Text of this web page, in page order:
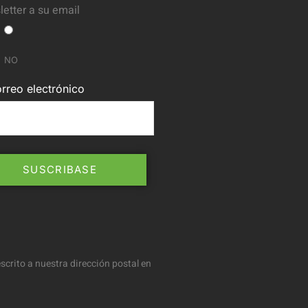
a su email
NO
electrónico
a nuestra dirección postal en